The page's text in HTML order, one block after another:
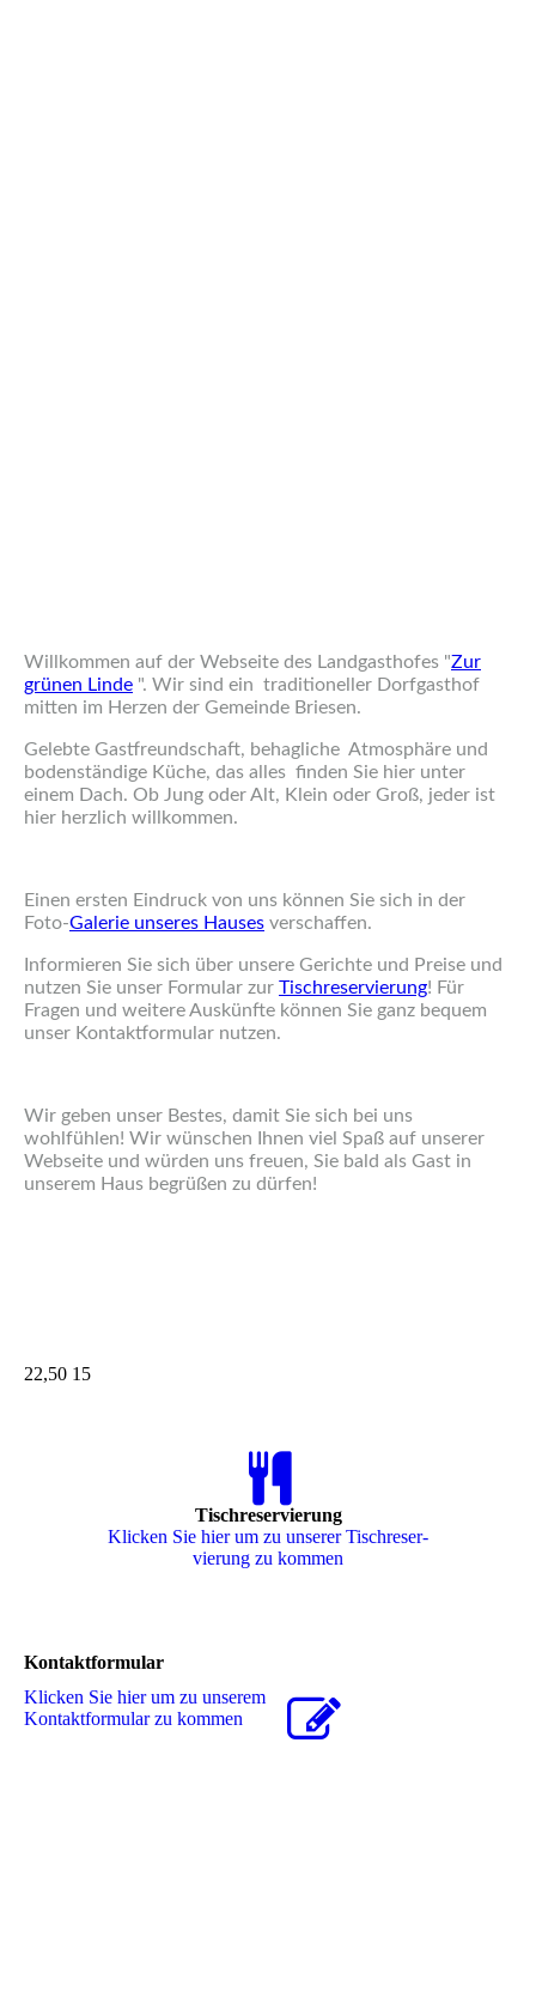
Willkommen auf der Webseite des Landgasthofes "Zur
grünen Linde ". Wir sind ein traditioneller Dorfgasthof
mitten im Herzen der Gemeinde Briesen.
Gelebte Gastfreundschaft, behagliche Atmosphäre und
bodenständige Küche, das alles finden Sie hier unter
einem Dach. Ob Jung oder Alt, Klein oder Groß, jeder ist
hier herzlich willkommen.
Einen ersten Eindruck von uns können Sie sich in der
Foto-Galerie unseres Hauses verschaffen.
Informieren Sie sich über unsere Gerichte und Preise und
nutzen Sie unser Formular zur Tischreservierung! Für
Fragen und weitere Auskünfte können Sie ganz bequem
unser Kontaktformular nutzen.
Wir geben unser Bestes, damit Sie sich bei uns
wohlfühlen! Wir wünschen Ihnen viel Spaß auf unserer
Webseite und würden uns freuen, Sie bald als Gast in
unserem Haus begrüßen zu dürfen!
22,50 15
Tischreservierung
Klicken Sie hier um zu unserer Tisch­re­ser­
vie­rung zu kommen
Kontaktformular
Klicken Sie hier um zu unserem
Kon­takt­for­mu­lar zu kommen